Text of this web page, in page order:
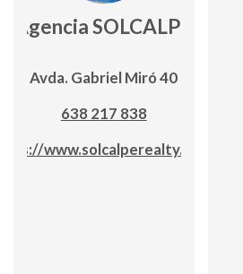
Agencia SOLCALPE
Avda. Gabriel Miró 40
638 217 838
www.solcalperealty.com/